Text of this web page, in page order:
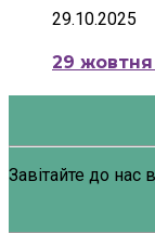
29.10.2025
29 жовтня
Завітайте до нас